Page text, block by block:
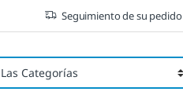
Seguimiento de su pedido